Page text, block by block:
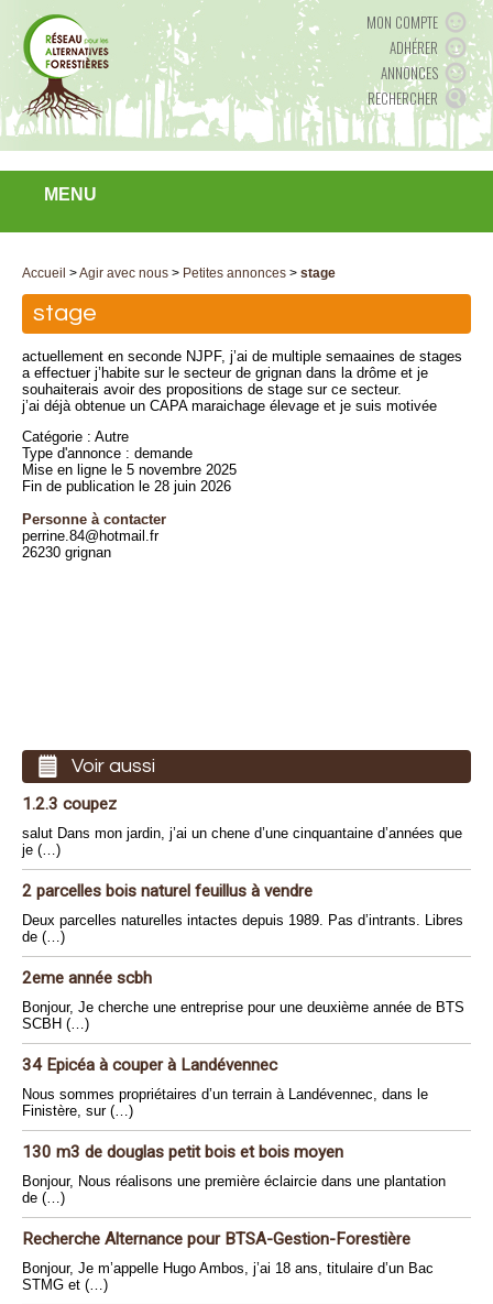
MON COMPTE
ADHÉRER
ANNONCES
RECHERCHER
MENU
Accueil >Agir avec nous > Petites annonces > stage
stage
actuellement en seconde NJPF, j’ai de multiple semaaines de stages
a effectuer j’habite sur le secteur de grignan dans la drôme et je
souhaiterais avoir des propositions de stage sur ce secteur.
j’ai déjà obtenue un CAPA maraichage élevage et je suis motivée
Catégorie : Autre
Type d'annonce : demande
Mise en ligne le 5 novembre 2025
Fin de publication le 28 juin 2026
Personne à contacter
perrine.84@hotmail.fr
26230 grignan
Voir aussi
1.2.3 coupez
salut Dans mon jardin, j’ai un chene d’une cinquantaine d’années que
je (…)
2 parcelles bois naturel feuillus à vendre
Deux parcelles naturelles intactes depuis 1989. Pas d’intrants. Libres
de (…)
2eme année scbh
Bonjour, Je cherche une entreprise pour une deuxième année de BTS
SCBH (…)
34 Epicéa à couper à Landévennec
Nous sommes propriétaires d’un terrain à Landévennec, dans le
Finistère, sur (…)
130 m3 de douglas petit bois et bois moyen
Bonjour, Nous réalisons une première éclaircie dans une plantation
de (…)
Recherche Alternance pour BTSA-Gestion-Forestière
Bonjour, Je m’appelle Hugo Ambos, j’ai 18 ans, titulaire d’un Bac
STMG et (…)